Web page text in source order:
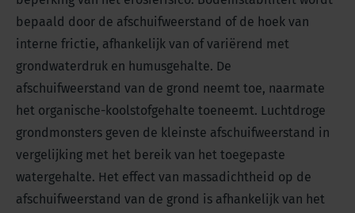
bepaald door de afschuifweerstand of de hoek van
interne frictie, afhankelijk van of variërend met
grondwaterdruk en humusgehalte. De
afschuifweerstand van de grond neemt toe, naarmate
het organische-koolstofgehalte toeneemt. Luchtdroge
grondmonsters geven de kleinste afschuifweerstand in
vergelijking met het bereik van het toegepaste
watergehalte. Het effect van massadichtheid op de
afschuifweerstand van de grond is afhankelijk van het